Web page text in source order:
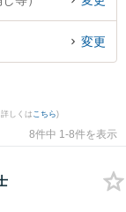
訴訟（処分取り消し
たい』『初回相談無料
中村区内の弁護士に
変更
しくはこちら)
8件中 1-8件を表示